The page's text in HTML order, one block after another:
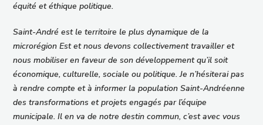
équité et éthique politique.
Saint-André est le territoire le plus dynamique de la
microrégion Est et nous devons collectivement travailler et
nous mobiliser en faveur de son développement qu’il soit
économique, culturelle, sociale ou politique. Je n’hésiterai pas
à rendre compte et à informer la population Saint-Andréenne
des transformations et projets engagés par l’équipe
municipale. Il en va de notre destin commun, c’est avec vous